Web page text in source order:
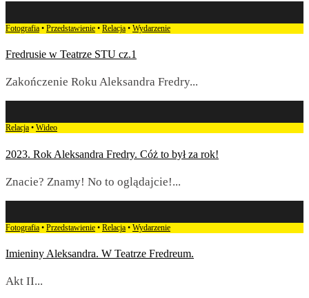
Fotografia • Przedstawienie • Relacja • Wydarzenie
Fredrusie w Teatrze STU cz.1
Zakończenie Roku Aleksandra Fredry...
Relacja • Wideo
2023. Rok Aleksandra Fredry. Cóż to był za rok!
Znacie? Znamy! No to oglądajcie!...
Fotografia • Przedstawienie • Relacja • Wydarzenie
Imieniny Aleksandra. W Teatrze Fredreum.
Akt II...